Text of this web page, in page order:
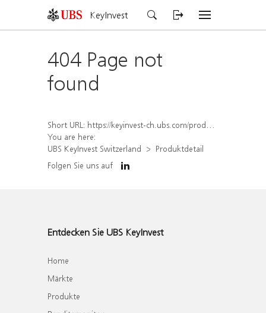
KeyInvest
404 Page not
found
Short URL: https://keyinvest-ch.ubs.com/produkt/detail/index/isin/CH1575339754
You are here:
UBS KeyInvest Switzerland
Produktdetail
Folgen Sie uns auf
Entdecken Sie UBS KeyInvest
Home
Märkte
Produkte